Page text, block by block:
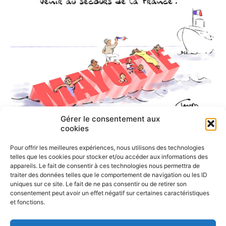
Gérer le consentement aux
cookies
Pour offrir les meilleures expériences, nous utilisons des technologies
telles que les cookies pour stocker et/ou accéder aux informations des
appareils. Le fait de consentir à ces technologies nous permettra de
traiter des données telles que le comportement de navigation ou les ID
uniques sur ce site. Le fait de ne pas consentir ou de retirer son
consentement peut avoir un effet négatif sur certaines caractéristiques
et fonctions.